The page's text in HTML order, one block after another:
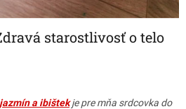
starostlivosť o telo
jazmín a ibištek je pre mňa srdcovka do